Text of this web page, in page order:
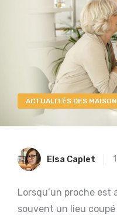
ACTUALITÉS DES
Elsa Caplet
Lorsqu’un proche est
souvent un lieu